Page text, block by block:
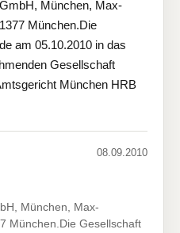
München, Max-
München.Die
am 05.10.2010 in das
Gesellschaft
München HRB
08.09.2010
München, Max-
München.Die Gesellschaft